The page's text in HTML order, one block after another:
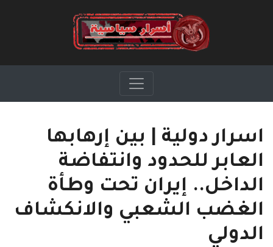
اسرار دولية | بين إرهابها
العابر للحدود وانتفاضة
الداخل.. إيران تحت وطأة
الغضب الشعبي والانكشاف
الدولي